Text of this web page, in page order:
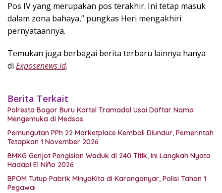
Pos IV yang merupakan pos terakhir. Ini tetap masuk
dalam zona bahaya,” pungkas Heri mengakhiri
pernyataannya.
Temukan juga berbagai berita terbaru lainnya hanya
di Exposenews.id.
Berita Terkait
Polresta Bogor Buru Kartel Tramadol Usai Daftar Nama
Mengemuka di Medsos
Pemungutan PPh 22 Marketplace Kembali Diundur, Pemerintah
Tetapkan 1 November 2026
BMKG Genjot Pengisian Waduk di 240 Titik, Ini Langkah Nyata
Hadapi El Niño 2026
BPOM Tutup Pabrik MinyaKita di Karanganyar, Polisi Tahan 1
Pegawai